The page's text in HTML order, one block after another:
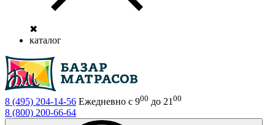
✖
каталог
8 (495) 204-14-56 Ежедневно с 900 до 21 00
8 (800) 200-66-64